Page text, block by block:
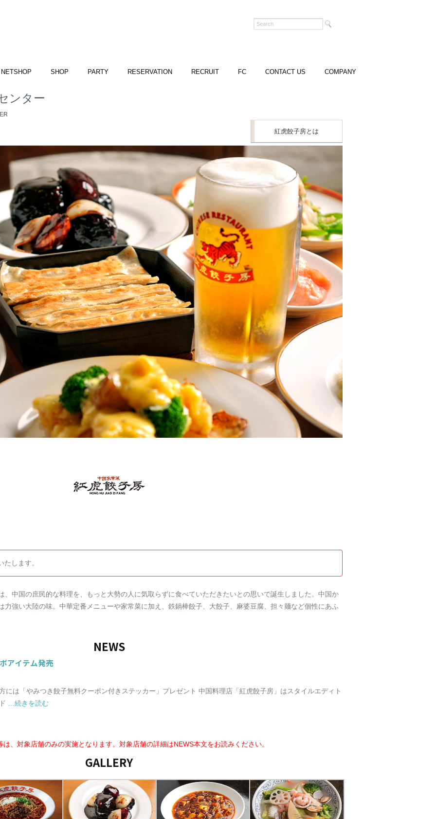
NETSHOP SHOP PARTY RESERVATION RECRUIT FC CONTACT US COMPANY
ンター
紅虎餃子房とは
します。
、中国の庶民的な料理を、もっと大勢の人に気取らずに食べていただきたいとの思いで誕生しました。中国か
力強い大陸の味。中華定番メニューや家常菜に加え、鉄鍋棒餃子、大餃子、麻婆豆腐、担々麺など個性にあふ
NEWS
アイテム発売
は「やみつき餃子無料クーポン付きステッカー」プレゼント 中国料理店「紅虎餃子房」はスタイルエディト
…続きを読む
、対象店舗のみの実施となります。対象店舗の詳細はNEWS本文をお読みください。
GALLERY